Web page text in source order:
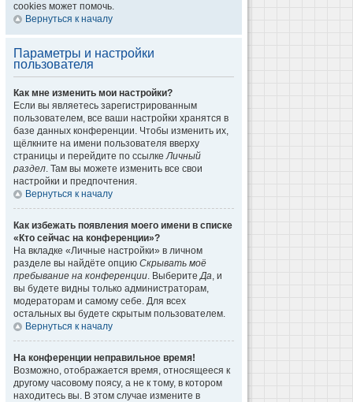
cookies может помочь.
Вернуться к началу
Параметры и настройки
пользователя
Как мне изменить мои настройки?
Если вы являетесь зарегистрированным
пользователем, все ваши настройки хранятся в
базе данных конференции. Чтобы изменить их,
щёлкните на имени пользователя вверху
страницы и перейдите по ссылкеЛичный
раздел. Там вы можете изменить все свои
настройки и предпочтения.
Вернуться к началу
Как избежать появления моего имени в списке
«Кто сейчас на конференции»?
На вкладке «Личные настройки» в личном
разделе вы найдёте опцию Скрывать моё
пребывание на конференции. ВыберитеДа, и
вы будете видны только администраторам,
модераторам и самому себе. Для всех
остальных вы будете скрытым пользователем.
Вернуться к началу
На конференции неправильное время!
Возможно, отображается время, относящееся к
другому часовому поясу, а не к тому, в котором
находитесь вы. В этом случае измените в